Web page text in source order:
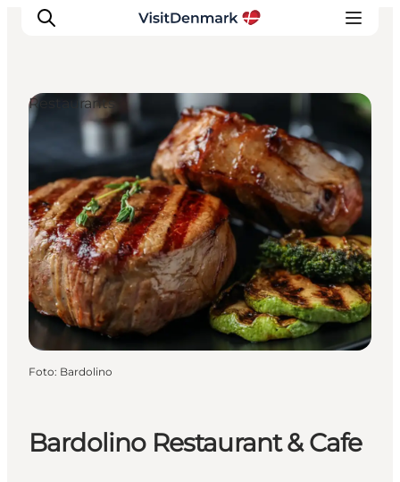
Inspiration
Resmål
Aktiviteter
Övernatta
Planera resan
Bardolino Restaurant & Cafe
Restaurants
Foto: Bardolino